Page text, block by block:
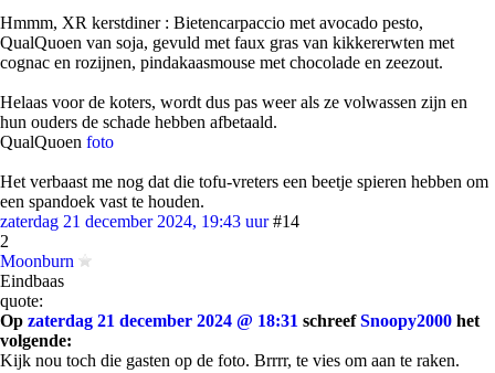
Hmmm, XR kerstdiner : Bietencarpaccio met avocado pesto,
QualQuoen van soja, gevuld met faux gras van kikkererwten met
cognac en rozijnen, pindakaasmouse met chocolade en zeezout.
Helaas voor de koters, wordt dus pas weer als ze volwassen zijn en
hun ouders de schade hebben afbetaald.
QualQuoen foto
Het verbaast me nog dat die tofu-vreters een beetje spieren hebben om
een spandoek vast te houden.
zaterdag 21 december 2024, 19:43 uur #14
2
Moonburn
Eindbaas
quote:
Op zaterdag 21 december 2024 @ 18:31 schreefSnoopy2000 het
volgende:
Kijk nou toch die gasten op de foto. Brrrr, te vies om aan te raken.